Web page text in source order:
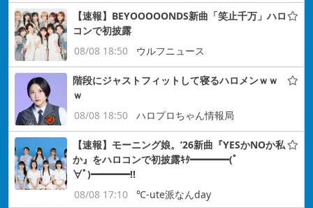
【速報】BEYOOOOONDS新曲「笑止千万」ハロ
コンで初披露
08/08 18:50
ウルフニュース
階段にジャストフィットして寝るハロメンｗｗ
ｗ
08/08 18:50
ハロプロちゃん情報局
【速報】モーニング娘。’26新曲『YESかNOか私
か』をハロコンで初披露ｷﾀ━━━━(ﾟ
∀ﾟ)━━━━!!
08/08 17:10
℃-ute派なんday